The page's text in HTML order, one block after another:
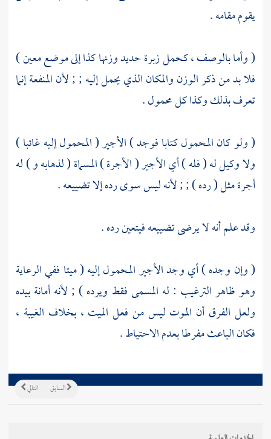
يقوم مقامه .
( وأما بالوصف ، كحمل زبرة حديد وزنها كذا إلى موضع معين )
فلا بد من ذكر الوزن والمكان الذي يحمل إليه ; ; لأن المنفعة إنما
تعرف بذلك وكذا كل محمول .
( ولو كان المحمول كتابا فوجد ) الأجير ( المحمول إليه غائبا )
ولا وكيل له ( فله ) أي الأجير ( الأجرة ) المسماة ( لذهابه و ) له
أجرة مثل ( رده ) ; ; لأنه ليس سوى رده إلا تضييعه .
وقد علم أنه لا يرضى تضييعه فيتعين رده .
( وإن وجده ) أي وجد الأجير المحمول إليه ( ميتا ففي الرعاية
وهو ظاهر الترغيب : له المسمى فقط ويرده ) ; لأنه أمانة بيده
ولعل الفرق أن الموت ليس من فعل الميت ، بخلاف الغيبة ،
فكان الباعث مفرطا بعدم الاحتياط .
التالي السابق